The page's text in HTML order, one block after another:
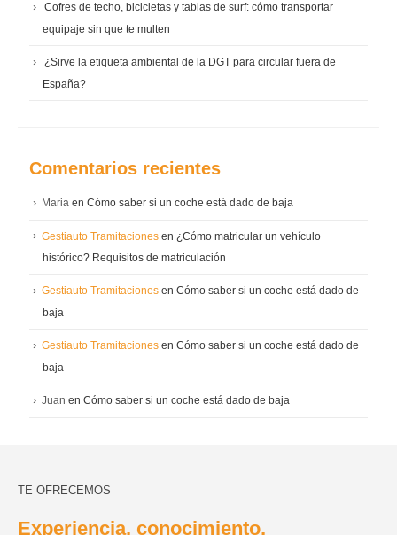
Cofres de techo, bicicletas y tablas de surf: cómo transportar
equipaje sin que te multen
¿Sirve la etiqueta ambiental de la DGT para circular fuera de
España?
Comentarios recientes
Maria en Cómo saber si un coche está dado de baja
Gestiauto Tramitaciones en ¿Cómo matricular un vehículo
histórico? Requisitos de matriculación
Gestiauto Tramitaciones en Cómo saber si un coche está dado de
baja
Gestiauto Tramitaciones en Cómo saber si un coche está dado de
baja
Juan en Cómo saber si un coche está dado de baja
TE OFRECEMOS
Experiencia, conocimiento,